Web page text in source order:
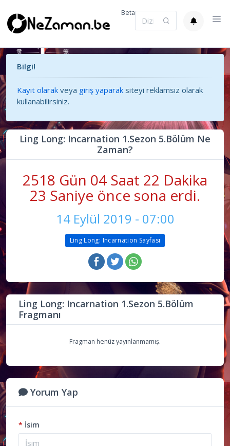
Beta
Bilgi!
Kayıt olarak veya giriş yaparak siteyi reklamsız olarak
kullanabilirsiniz.
Ling Long: Incarnation 1.Sezon 5.Bölüm Ne
Zaman?
2518 Gün 04 Saat 22 Dakika
23 Saniye önce sona erdi.
14 Eylül 2019 - 07:00
Ling Long: Incarnation Sayfası
Ling Long: Incarnation 1.Sezon 5.Bölüm
Fragmanı
Fragman henüz yayınlanmamış.
Yorum Yap
* İsim